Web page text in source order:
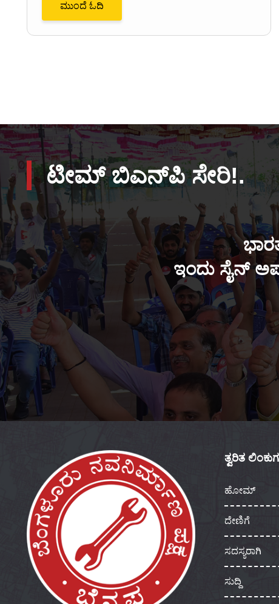
ಮುಂದೆ ಓದಿ
ಟೀಮ್ ಬಿಎನ್‌ಪಿ ಸೇರಿ!.
ಇಂದು ಸೈನ್
ತ್ವರಿತ
ಹೋಮ್
ದೇಣಿಗೆ
ಸದಸ್ಯರಾಗಿ
ಸುದ್ದಿ